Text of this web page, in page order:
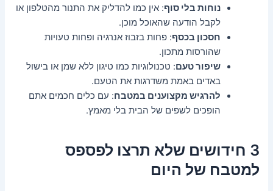
נוחות בלי סוף: אין כמו להדליק את התנור מהטלפון או
לקבל הודעה שהאוכל מוכן.
חסכון בכסף: פחות בזבוז אנרגיה ופחות טעויות
שהורסות מתכון.
שיפור טעם: טכנולוגיות כמו טיגון ללא שמן או בישול
באדים באמת משדרגות את הטעם.
להרגיש מקצוענים במטבח: עם כלים חכמים אתם
הופכים לשפים של הבית בלי מאמץ.
3 חידושים שלא תרצו לפספס
למטבח של היום